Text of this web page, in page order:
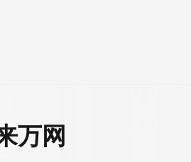
date of expiration for this registration.
万网